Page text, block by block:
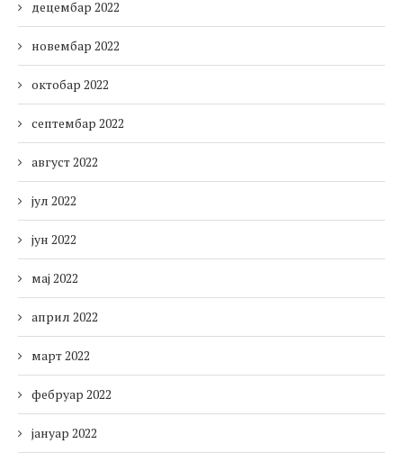
децембар 2022
новембар 2022
октобар 2022
септембар 2022
август 2022
јул 2022
јун 2022
мај 2022
април 2022
март 2022
фебруар 2022
јануар 2022